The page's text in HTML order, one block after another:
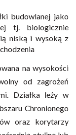
budowlanej jako
tj. biologicznie
niską i wysoką z
na wysokości
od zagrożeń
Działka leży w
Chronionego
oraz korytarzy